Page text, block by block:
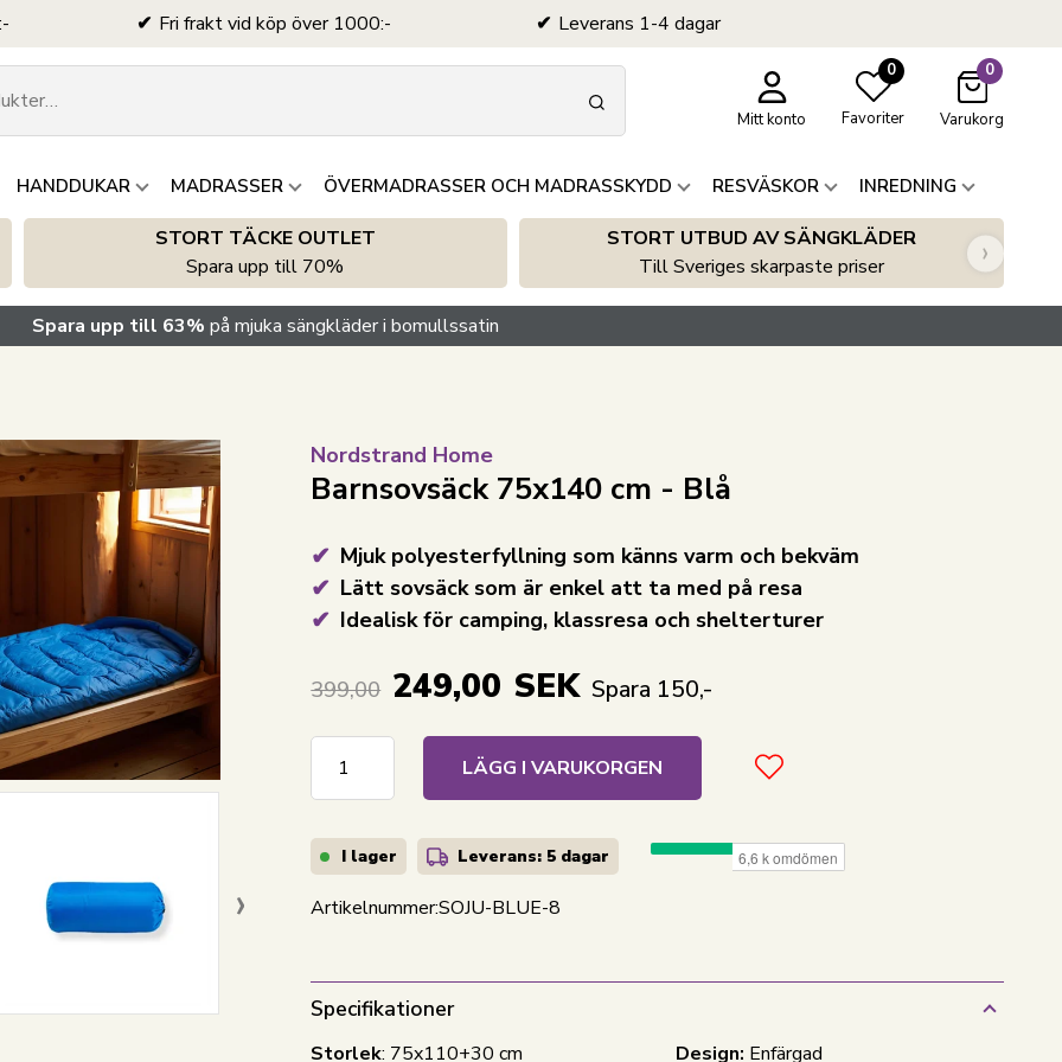
Fri frakt vid köp över 1000:- Leverans 1-4 dagar
Mitt konto
0
Favoriter
0
Varukorg
HANDDUKAR MADRASSER ÖVERMADRASSER OCH MADRASSKYDD RESVÄSKOR INREDNING
STORT TÄCKE OUTLET
Spara upp till 70%
STORT UTBUD AV SÄNGKLÄDER
Till Sveriges skarpaste priser
›
Spara upp till 63% på mjuka sängkläder i bomullssatin
›
Nordstrand Home
Barnsovsäck 75x140 cm - Blå
Mjuk polyesterfyllning som känns varm och bekväm
Lätt sovsäck som är enkel att ta med på resa
Idealisk för camping, klassresa och shelterturer
399,00 249,00 SEK Spara 150,-
LÄGG I VARUKORGEN
I lager Leverans: 5 dagar
Artikelnummer:SOJU-BLUE-8
Specifikationer
Storlek: 75x110+30 cm Design: Enfärgad